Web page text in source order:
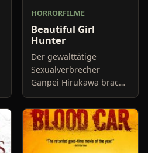
HORRORFILME
Beautiful Girl
Hunter
Der gewalttätige
Sexualverbrecher
Ganpei Hirukawa brach
vor vielen Jahren in das
Haus eines Ehepaars ein
und vergewaltigte die
Frau vor den Augen des
gefessel